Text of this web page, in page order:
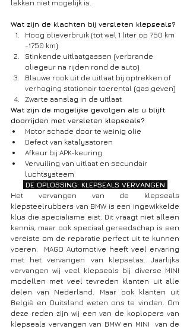
lekken niet mogelijk is.
Wat zijn de klachten bij versleten klepseals?
Hoog olieverbruik (tot wel 1 liter op 750 km
-1750 km)
Stinkende uitlaatgassen (verbrande
oliegeur na rijden rond de auto)
Blauwe rook uit de uitlaat bij optrekken of
verhoging stationair toerental (gas geven)
Zwarte aanslag in de uitlaat
Wat zijn de mogelijke gevolgen als u blijft
doorrijden met versleten klepseals?
Motor schade door te weinig olie
Defect van katalysatoren
Afkeur bij APK-keuring
Vervuiling van uitlaat en secundair
luchtsysteem
DE OPLOSSING: KLEPSEALS VERVANGEN
Het vervangen van de klepseals
klepsteelrubbers van BMW is een ingewikkelde
klus die specialisme eist. Dit vraagt niet alleen
kennis, maar ook speciaal gereedschap is een
vereiste om de reparatie perfect uit te kunnen
voeren.  MAGO Automotive heeft veel ervaring
met het vervangen van klepselas. Jaarlijks
vervangen wij veel klepseals bij diverse MINI
modellen met veel tevreden klanten uit alle
delen van Nederland. Maar ook klanten uit
België en Duitsland weten ons te vinden. Om
deze reden zijn wij een van de koplopers van
klepseals vervangen van BMW en MINI  van de